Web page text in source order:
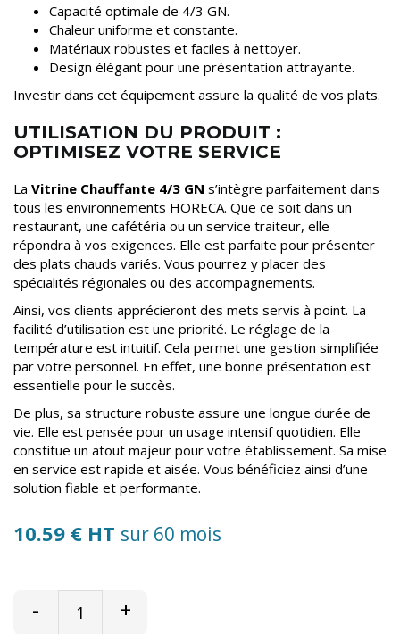
Capacité optimale de 4/3 GN.
Chaleur uniforme et constante.
Matériaux robustes et faciles à nettoyer.
Design élégant pour une présentation attrayante.
Investir dans cet équipement assure la qualité de vos plats.
UTILISATION DU PRODUIT :
OPTIMISEZ VOTRE SERVICE
La Vitrine Chauffante 4/3 GN s’intègre parfaitement dans
tous les environnements HORECA. Que ce soit dans un
restaurant, une cafétéria ou un service traiteur, elle
répondra à vos exigences. Elle est parfaite pour présenter
des plats chauds variés. Vous pourrez y placer des
spécialités régionales ou des accompagnements.
Ainsi, vos clients apprécieront des mets servis à point. La
facilité d’utilisation est une priorité. Le réglage de la
température est intuitif. Cela permet une gestion simplifiée
par votre personnel. En effet, une bonne présentation est
essentielle pour le succès.
De plus, sa structure robuste assure une longue durée de
vie. Elle est pensée pour un usage intensif quotidien. Elle
constitue un atout majeur pour votre établissement. Sa mise
en service est rapide et aisée. Vous bénéficiez ainsi d’une
solution fiable et performante.
10.59 € HT sur 60 mois
- +